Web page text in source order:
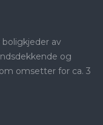
boligkjeder av
og
omsetter for ca. 3